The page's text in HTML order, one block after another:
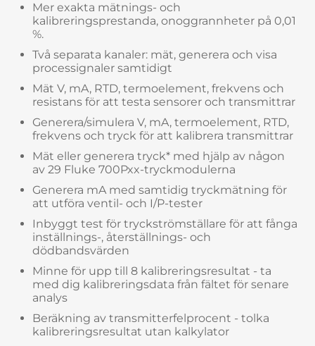
Mer exakta mätnings- och
kalibreringsprestanda, onoggrannheter på 0,01
%.
Två separata kanaler: mät, generera och visa
processignaler samtidigt
Mät V, mA, RTD, termoelement, frekvens och
resistans för att testa sensorer och transmittrar
Generera/simulera V, mA, termoelement, RTD,
frekvens och tryck för att kalibrera transmittrar
Mät eller generera tryck* med hjälp av någon
av 29 Fluke 700Pxx-tryckmodulerna
Generera mA med samtidig tryckmätning för
att utföra ventil- och I/P-tester
Inbyggt test för tryckströmställare för att fånga
inställnings-, återställnings- och
dödbandsvärden
Minne för upp till 8 kalibreringsresultat - ta
med dig kalibreringsdata från fältet för senare
analys
Beräkning av transmitterfelprocent - tolka
kalibreringsresultat utan kalkylator